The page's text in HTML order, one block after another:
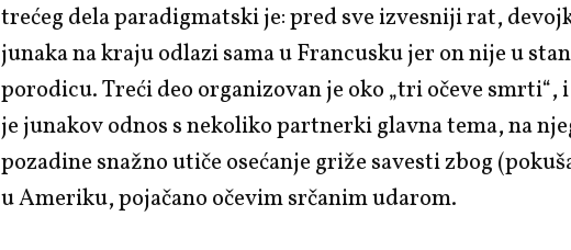
trećeg dela paradigmatski je: pred sve izvesniji rat,
junaka na kraju odlazi sama u Francusku jer on nije u
porodicu. Treći deo organizovan je oko „tri očeve smrti“,
je junakov odnos s nekoliko partnerki glavna tema, na
pozadine snažno utiče osećanje griže savesti zbog
u Ameriku, pojačano očevim srčanim udarom.